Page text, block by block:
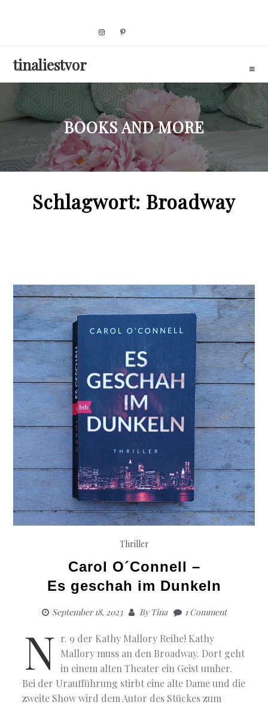
tinaliestvor
BOOKS AND MORE
Schlagwort: Broadway
Thriller
Carol O´Connell –
Es geschah im Dunkeln
September 18, 2023 ByTina 1 Comment
N r. 9 der Kathy Mallory Reihe! Kathy
Mallory muss an den Broadway. Dort geht
in einem alten Theater ein Geist umher.
Bei der Uraufführung stirbt eine alte Dame und die
zweite Show wird dem Autor des Stückes zum